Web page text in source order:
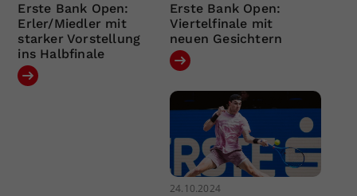
Erste Bank Open:
Erler/Miedler mit
starker Vorstellung
ins Halbfinale
Erste Bank Open:
Viertelfinale mit
neuen Gesichtern
24.10.2024